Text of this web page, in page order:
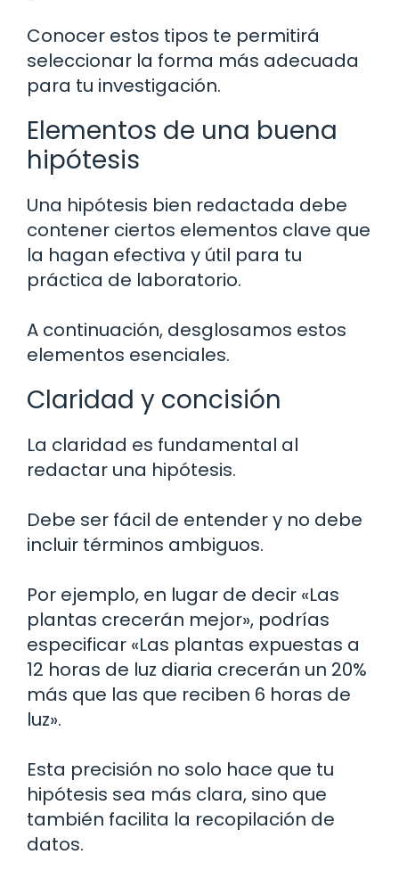
Conocer estos tipos te permitirá
seleccionar la forma más adecuada
para tu investigación.
Elementos de una buena
hipótesis
Una hipótesis bien redactada debe
contener ciertos elementos clave que
la hagan efectiva y útil para tu
práctica de laboratorio.
A continuación, desglosamos estos
elementos esenciales.
Claridad y concisión
La claridad es fundamental al
redactar una hipótesis.
Debe ser fácil de entender y no debe
incluir términos ambiguos.
Por ejemplo, en lugar de decir «Las
plantas crecerán mejor», podrías
especificar «Las plantas expuestas a
12 horas de luz diaria crecerán un 20%
más que las que reciben 6 horas de
luz».
Esta precisión no solo hace que tu
hipótesis sea más clara, sino que
también facilita la recopilación de
datos.